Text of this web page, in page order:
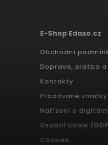
E-Shop Edaxo.cz
Obchodní
Doprava, platba
Kontakty
Prodávané značky
Nařízení o
Osobní údaje
Cookies